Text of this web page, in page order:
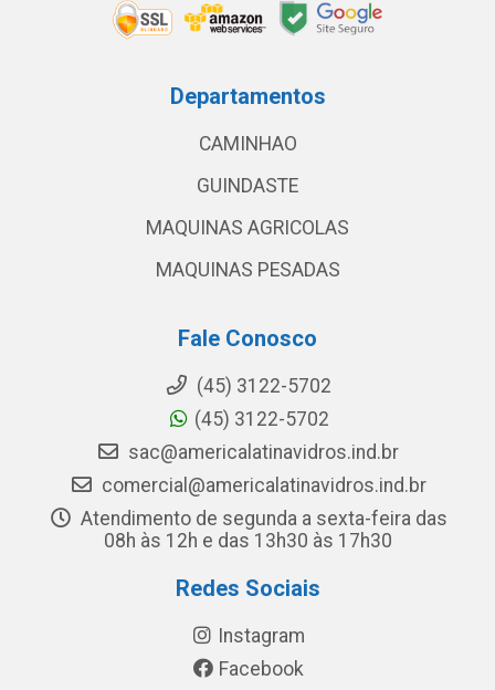
Departamentos
CAMINHAO
GUINDASTE
MAQUINAS AGRICOLAS
MAQUINAS PESADAS
Fale Conosco
(45) 3122-5702
(45) 3122-5702
sac@americalatinavidros.ind.br
comercial@americalatinavidros.ind.br
Atendimento de segunda a sexta-feira das
08h às 12h e das 13h30 às 17h30
Redes Sociais
Instagram
Facebook